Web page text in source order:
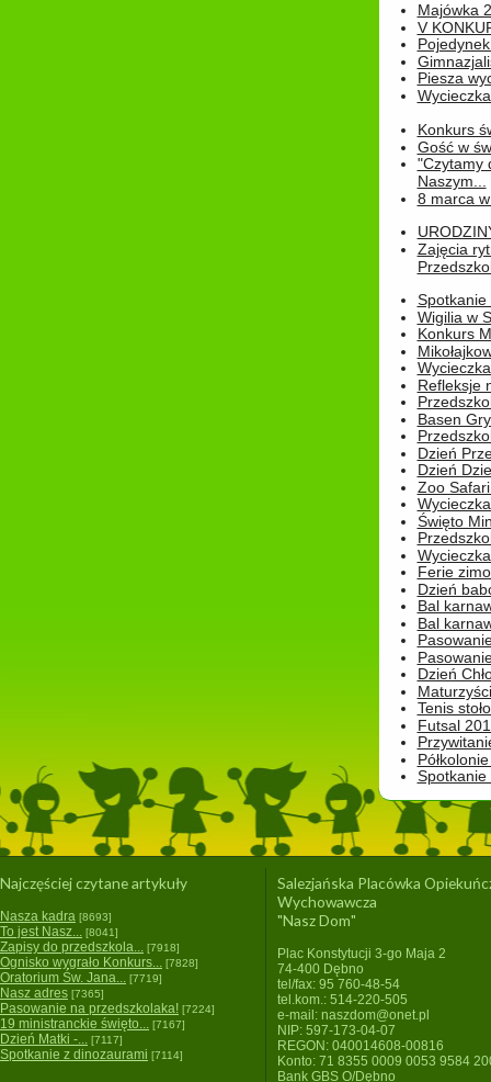
Majówka
V
Piesza
Konkurs
Gość w
"Czytamy
Naszym...
8 marca
Zajęcia
Spotkanie
Wigilia w
Konkurs
Refleksje
Basen
Dzień
Dzień
Zoo
Święto
Ferie
Dzień
Bal
Bal
Dzień
Tenis
Futsal
Najczęściej czytane artykuły
Nasza kadra [8693]
To jest Nasz... [8041]
Zapisy do przedszkola... [7918]
Ognisko wygrało Konkurs... [7828]
Oratorium Św. Jana... [7719]
Nasz adres [7365]
Pasowanie na przedszkolaka! [7224]
19 ministranckie święto... [7167]
Dzień Matki -... [7117]
Spotkanie z dinozaurami [7114]
Salezjańska Placówka
Wychowawcza
"Nasz Dom"
Plac Konstytucji 3-go Maja 2
74-400 Dębno
tel/fax: 95 760-48-54
tel.kom.: 514-220-505
e-mail: naszdom@onet.pl
NIP: 597-173-04-07
REGON: 040014608-00816
Konto: 71 8355 0009 0053 9584
Bank GBS O/Dębno